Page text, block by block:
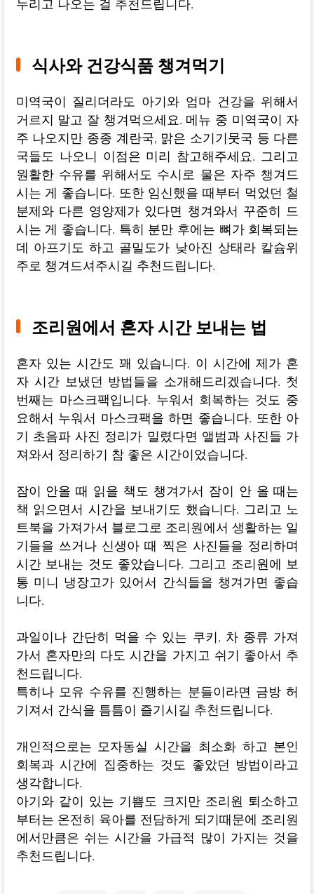
누리고 나오는 걸 추천드립니다.
식사와 건강식품 챙겨먹기
미역국이 질리더라도 아기와 엄마 건강을 위해서
거르지 말고 잘 챙겨먹으세요. 메뉴 중 미역국이 자
주 나오지만 종종 계란국, 맑은 소기기뭇국 등 다른
국들도 나오니 이점은 미리 참고해주세요. 그리고
원활한 수유를 위해서도 수시로 물은 자주 챙겨드
시는 게 좋습니다. 또한 임신했을 때부터 먹었던 철
분제와 다른 영양제가 있다면 챙겨와서 꾸준히 드
시는 게 좋습니다. 특히 분만 후에는 뼈가 회복되는
데 아프기도 하고 골밀도가 낮아진 상태라 칼슘위
주로 챙겨드셔주시길 추천드립니다.
조리원에서 혼자 시간 보내는 법
혼자 있는 시간도 꽤 있습니다. 이 시간에 제가 혼
자 시간 보냈던 방법들을 소개해드리겠습니다. 첫
번째는 마스크팩입니다. 누워서 회복하는 것도 중
요해서 누워서 마스크팩을 하면 좋습니다. 또한 아
기 초음파 사진 정리가 밀렸다면 앨범과 사진들 가
져와서 정리하기 참 좋은 시간이었습니다.
잠이 안올 때 읽을 책도 챙겨가서 잠이 안 올 때는
책 읽으면서 시간을 보내기도 했습니다. 그리고 노
트북을 가져가서 블로그로 조리원에서 생활하는 일
기들을 쓰거나 신생아 때 찍은 사진들을 정리하며
시간 보내는 것도 좋았습니다. 그리고 조리원에 보
통 미니 냉장고가 있어서 간식들을 챙겨가면 좋습
니다.
과일이나 간단히 먹을 수 있는 쿠키, 차 종류 가져
가서 혼자만의 다도 시간을 가지고 쉬기 좋아서 추
천드립니다.
특히나 모유 수유를 진행하는 분들이라면 금방 허
기져서 간식을 틈틈이 즐기시길 추천드립니다.
개인적으로는 모자동실 시간을 최소화 하고 본인
회복과 시간에 집중하는 것도 좋았던 방법이라고
생각합니다.
아기와 같이 있는 기쁨도 크지만 조리원 퇴소하고
부터는 온전히 육아를 전담하게 되기때문에 조리원
에서만큼은 쉬는 시간을 가급적 많이 가지는 것을
추천드립니다.